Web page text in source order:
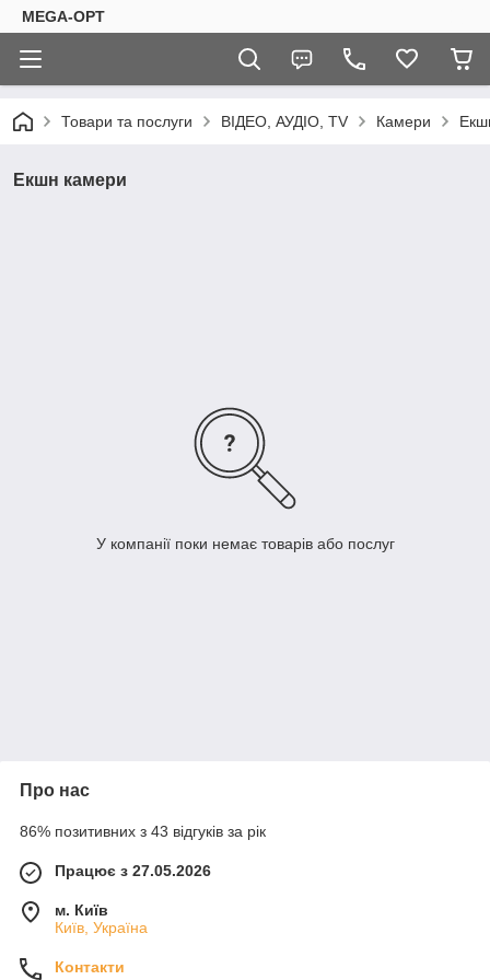
MEGA-OPT
Товари та послуги ВІДЕО, АУДІО, TV Камери
Екшн камери
У компанії поки немає товарів або послуг
Про нас
86% позитивних з 43 відгуків за рік
Працює з 27.05.2026
м. Київ
Київ, Україна
Контакти